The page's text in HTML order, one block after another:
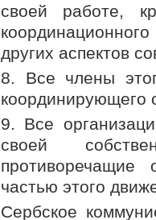
своей работе,
других аспектов
8. Все члены
координирующего
9. Все
своей
частью этого
Сербское